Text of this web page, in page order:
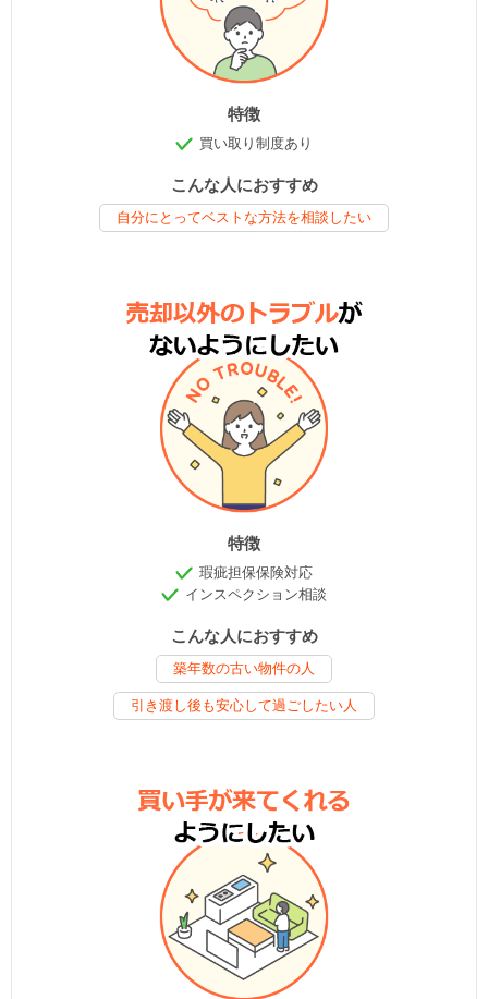
特徴
買い取り制度あり
こんな人におすすめ
自分にとってベストな方法を相談したい
特徴
瑕疵担保保険対応
インスペクション相談
こんな人におすすめ
築年数の古い物件の人
引き渡し後も安心して過ごしたい人